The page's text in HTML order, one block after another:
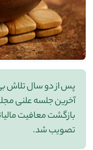
پس از دو سال تلاش
آخرین جلسه علنی
بازگشت معافیت
تصویب شد.